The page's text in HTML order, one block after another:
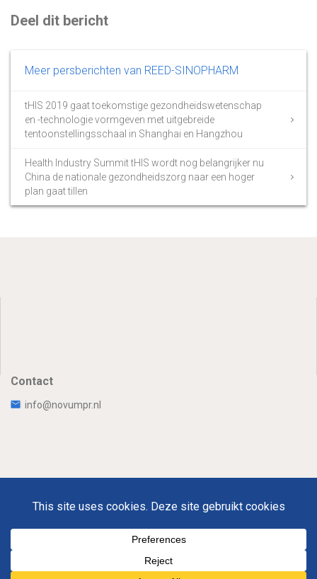
Deel dit bericht
Meer persberichten van REED-SINOPHARM
tHIS 2019 gaat toekomstige gezondheidswetenschap
en -technologie vormgeven met uitgebreide
tentoonstellingsschaal in Shanghai en Hangzhou
Health Industry Summit tHIS wordt nog belangrijker nu
China de nationale gezondheidszorg naar een hoger
plan gaat tillen
Contact
info@novumpr.nl
Novumpr © 2025